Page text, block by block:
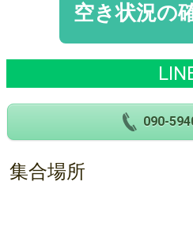
空き状況の
090-
集合場所